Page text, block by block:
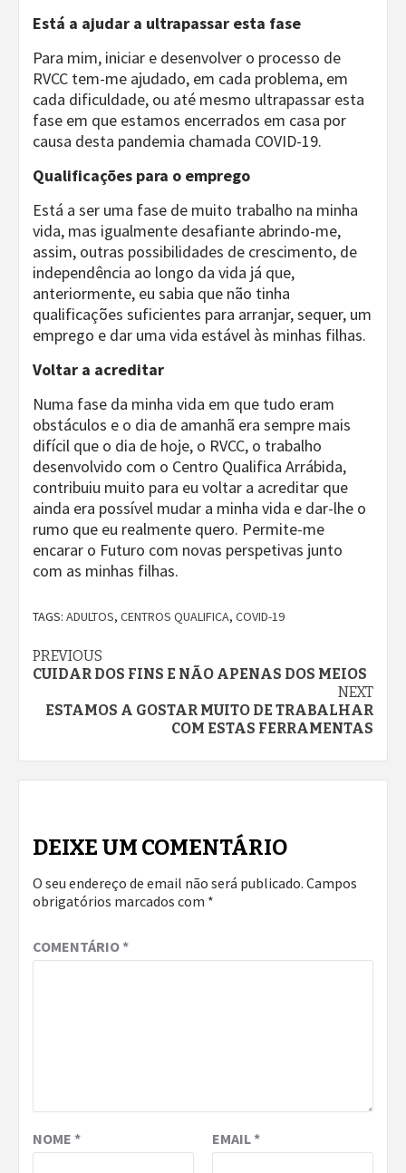
Está a ajudar a ultrapassar esta fase
Para mim, iniciar e desenvolver o processo de
RVCC tem-me ajudado, em cada problema, em
cada dificuldade, ou até mesmo ultrapassar esta
fase em que estamos encerrados em casa por
causa desta pandemia chamada COVID-19.
Qualificações para o emprego
Está a ser uma fase de muito trabalho na minha
vida, mas igualmente desafiante abrindo-me,
assim, outras possibilidades de crescimento, de
independência ao longo da vida já que,
anteriormente, eu sabia que não tinha
qualificações suficientes para arranjar, sequer, um
emprego e dar uma vida estável às minhas filhas.
Voltar a acreditar
Numa fase da minha vida em que tudo eram
obstáculos e o dia de amanhã era sempre mais
difícil que o dia de hoje, o RVCC, o trabalho
desenvolvido com o Centro Qualifica Arrábida,
contribuiu muito para eu voltar a acreditar que
ainda era possível mudar a minha vida e dar-lhe o
rumo que eu realmente quero. Permite-me
encarar o Futuro com novas perspetivas junto
com as minhas filhas.
TAGS: ADULTOS, CENTROS QUALIFICA, COVID-19
Continue
PREVIOUS
CUIDAR DOS FINS E NÃO APENAS DOS MEIOS
NEXT
ESTAMOS A GOSTAR MUITO DE TRABALHAR
COM ESTAS FERRAMENTAS
DEIXE UM COMENTÁRIO
O seu endereço de email não será publicado. Campos
obrigatórios marcados com *
COMENTÁRIO*
NOME * EMAIL*